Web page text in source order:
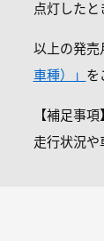
点灯したと
以上の発売
車種）」 を
【補足事項】
走行状況や